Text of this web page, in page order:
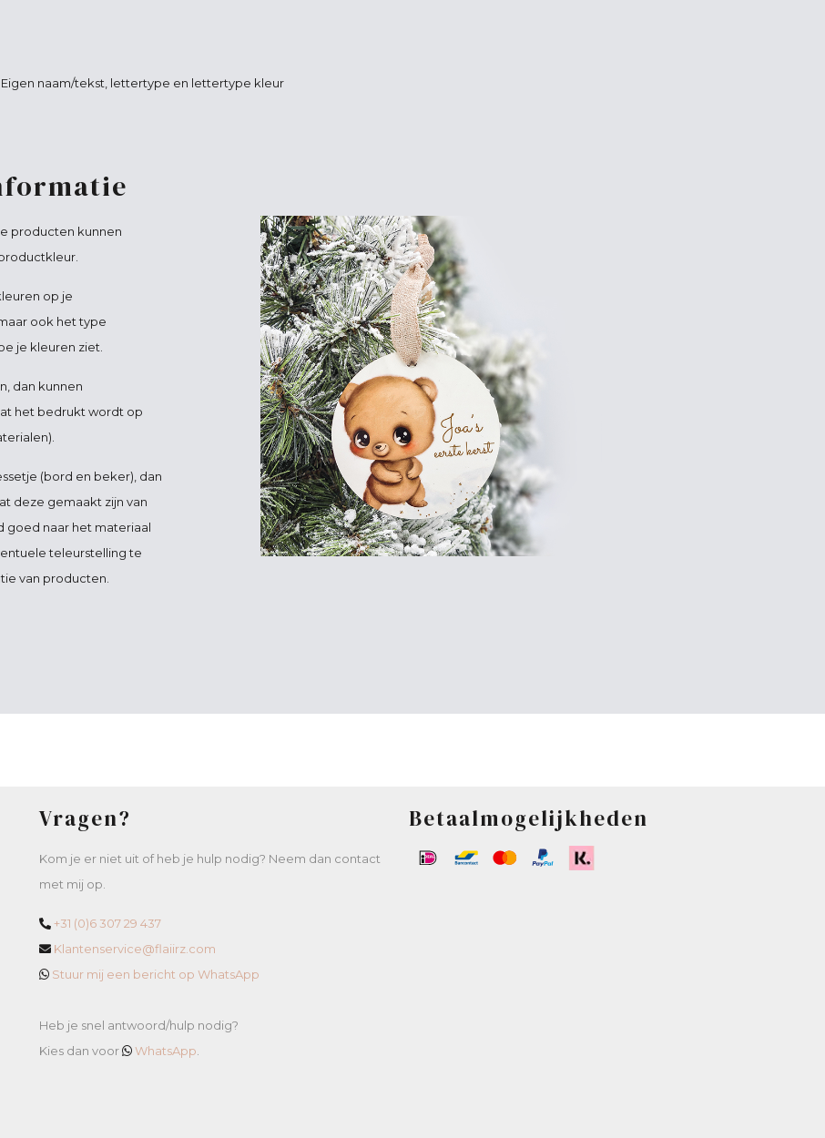
Eigen naam/tekst, lettertype en lettertype kleur
producten kunnen
op je
ook het type
je kleuren ziet.
dan kunnen
het bedrukt wordt op
(bord en beker), dan
deze gemaakt zijn van
goed naar het materiaal
teleurstelling te
van producten.
Vragen?
Kom je er niet uit of heb je hulp nodig? Neem dan contact
met mij op.
+31 (0)6 307 29 437
Klantenservice@flaiirz.com
Stuur mij een bericht op WhatsApp
Heb je snel antwoord/hulp nodig?
Kies dan voor
WhatsApp
Betaalmogelijkheden